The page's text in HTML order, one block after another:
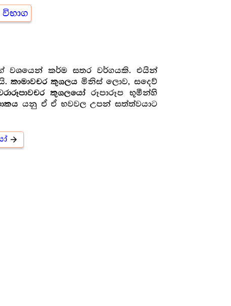
වශයෙන් කර්ම සතර වර්ගයකි. එයින්
කාමාවචර කුශලය මිනිස් ලොව, සදෙව්
කුශලයෝරූපාරූප භූමීන්හි
යනු ඒ ඒ භවවල උපන් සත්ත්වයාට
arrow_forward